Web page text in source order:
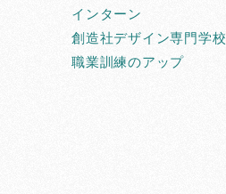
インターン
創造社デザイン専門学校
職業訓練のアップ